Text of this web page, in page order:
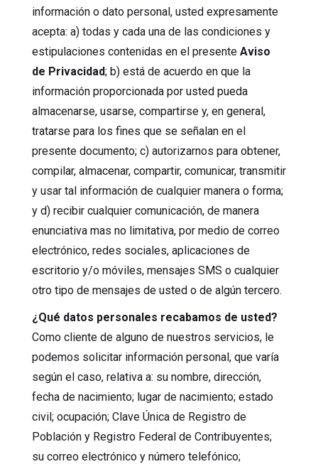
información o dato personal, usted expresamente
acepta: a) todas y cada una de las condiciones y
estipulaciones contenidas en el presente Aviso
de Privacidad; b) está de acuerdo en que la
información proporcionada por usted pueda
almacenarse, usarse, compartirse y, en general,
tratarse para los fines que se señalan en el
presente documento; c) autorizarnos para obtener,
compilar, almacenar, compartir, comunicar, transmitir
y usar tal información de cualquier manera o forma;
y d) recibir cualquier comunicación, de manera
enunciativa mas no limitativa, por medio de correo
electrónico, redes sociales, aplicaciones de
escritorio y/o móviles, mensajes SMS o cualquier
otro tipo de mensajes de usted o de algún tercero.
¿Qué datos personales recabamos de usted?
Como cliente de alguno de nuestros servicios, le
podemos solicitar información personal, que varía
según el caso, relativa a: su nombre, dirección,
fecha de nacimiento; lugar de nacimiento; estado
civil; ocupación; Clave Única de Registro de
Población y Registro Federal de Contribuyentes;
su correo electrónico y número telefónico;